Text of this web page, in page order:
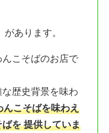
あります。
こそばのお店で
な歴史背景を味わ
んこそばを味わえ
を 提供していま